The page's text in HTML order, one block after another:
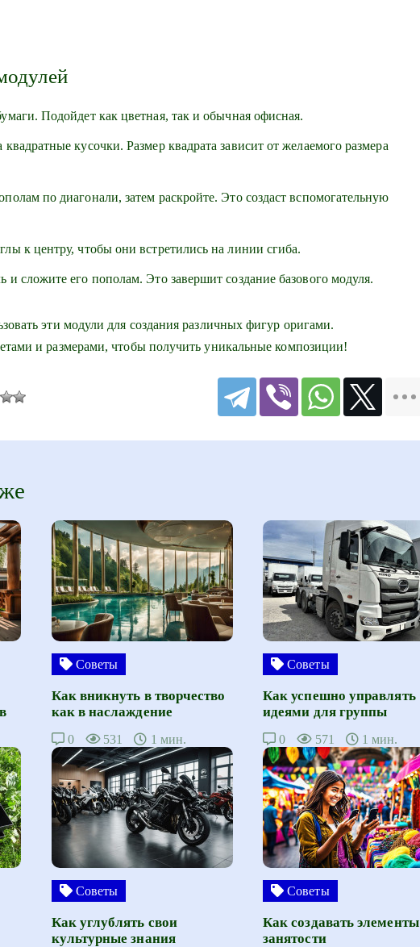
Подойдет как цветная, так и обычная офисная.
кусочки. Размер квадрата зависит от желаемого размера
по диагонали, затем раскройте. Это создаст вспомогательную
к центру, чтобы они встретились на линии сгиба.
и сложите его пополам. Это завершит создание базового модуля.
эти модули для создания различных фигур оригами.
и размерами, чтобы получить уникальные композиции!
Советы
Как вникнуть в творчество
как в наслаждение
0 531 1 мин.
Советы
Как успешно управлять
идеями для группы
0 571 1 мин.
Советы
Как углублять свои
культурные знания
Советы
Как создавать элементы
занятости